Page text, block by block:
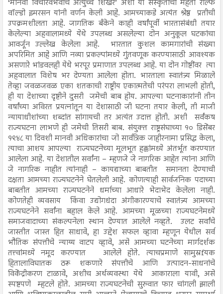
‘मानवी विचारवैभवाचे अत्युच्च शिखर’ अशी या संस्कृतीची महती राल्फ
वॉल्डो इमरसन यांनी वर्णन केली आहे. आमच्याकडे अत्यंत श्रेष्ठ प्रतीची
उपक्रमशीलता आहे. जागतिक बँकेने काही वर्षांपूर्वी भारतासंबंधी तयार
केलेल्या अहवालामध्ये येथे उपलब्ध असलेल्या दोन अनुकूल घटकांचा
आवर्जून उल्लेख केलेला आहे. भारतात कुशल कामगारांची संख्या
अपरिमित आहे आणि नव्या प्रकल्पांमध्ये गुंतवणूक करण्यासाठी आवश्यक
असणारे भांडवलही येथे भरपूर प्रमाणात उपलब्ध आहे. या दोन गोष्टींवर त्या
अहवालात विशेष भर देण्यता आलेला होता. भारताला स्वातंत्र्य मिळाले
तेव्हा जवळजवळ एका शतकाची राष्ट्रीय एकात्मतेची परंपरा लाभली होती,
ही या देशाच्या दृष्टीने दुसरी जमेची बाब होय. आपल्या घटनाकारांनी तीन
वर्षांच्या अविरत प्रयत्नांतून या देशासाठी जी घटना तयार केली, ती माजी
न्यायाधीशांच्या शब्दांत सांगायची तर अत्यंत उदात्त होती. अशी सर्वंकष
राज्यघटना लाभणे ही जमेची तिसरी बाब. संयुक्त राष्ट्रसंघाच्या १० डिसेंबर
१९४८ या दिवशी मानवी अधिकारांचा जो सार्वत्रिक जाहीरनामा प्रसिद्ध केला,
त्याचा आशय आपल्या राज्यघटनेच्या मूलभूत हक्कांमध्ये अंतर्भूत करण्यात
आलेला आहे. या देशातील सर्वांना – म्हणजे जे नागरिक आहेत त्यांना आणि
जे नागरिक नाहीत त्यांनाही – कायद्याच्या बाबतीत समानता देण्याची
दक्षता आमच्या राज्यघटनेने घेतलेली आहे. कोणत्याही सार्वजनिक पदाच्या
बाबतीत आमच्या राज्यघटनेने धर्माच्या आधारे भेदाभेद केलेला नाही.
कोणतेही व्यवसाय किंवा उद्योगधंदा अंगीकारण्याचे स्वातंत्र्य आमच्या
राज्यघटनेने सर्वांना बहाल केले आहे. आमच्या मूळच्या राज्यघटनेमध्ये
समाजवादाच्या संकल्पनेला स्थान देण्यात आलेले नव्हते. उलट सर्वांचे
जास्तीत जास्त हित साधावे, हा उद्देश सफल व्हावा म्हणून येथील सर्व
भौतिक संपत्तीचे न्याय्य वाटप व्हावे, असे आमच्या घटनेच्या मार्गदर्शक
तत्त्वांमध्ये नमूद करण्यात आलेले होते. त्याचप्रमाणे सामुस्रfयक
हितालाविघातक ठरू शकणारे संपत्तीचे आणि उत्पादन-साधनांचे
विकेंद्रीकरण टाळावे, अशीच अर्थव्यवस्था येथे आकाराला यावी, असे
स्पष्टपणे म्हटले होते. आमच्या राज्यघटनेची सुरुवात फार चांगली झाली